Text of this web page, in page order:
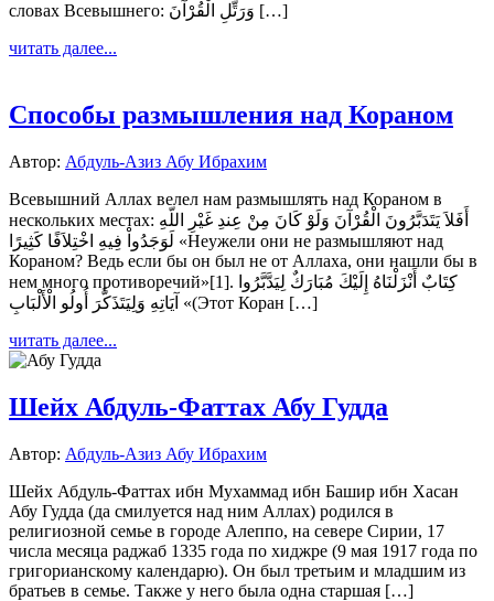
словах Всевышнего: وَرَتِّلِ الْقُرْآنَ […]
читать далее...
Способы размышления над Кораном
Автор: Абдуль-Азиз Абу Ибрахим
Всевышний Аллах велел нам размышлять над Кораном в
нескольких местах: أَفَلاَ يَتَدَبَّرُونَ الْقُرْآنَ وَلَوْ كَانَ مِنْ عِندِ غَيْرِ اللّهِ
لَوَجَدُواْ فِيهِ اخْتِلاَفًا كَثِيرًا «Неужели они не размышляют над
Кораном? Ведь если бы он был не от Аллаха, они нашли бы в
нем много противоречий»[1]. كِتَابٌ أَنْزَلْنَاهُ إِلَيْكَ مُبَارَكٌ لِيَدَّبَّرُوا
آيَاتِهِ وَلِيَتَذَكَّرَ أُولُو الْأَلْبَابِ «(Этот Коран […]
читать далее...
Шейх Абдуль-Фаттах Абу Гудда
Автор: Абдуль-Азиз Абу Ибрахим
Шейх Абдуль-Фаттах ибн Мухаммад ибн Башир ибн Хасан
Абу Гудда (да смилуется над ним Аллах) родился в
религиозной семье в городе Алеппо, на севере Сирии, 17
числа месяца раджаб 1335 года по хиджре (9 мая 1917 года по
григорианскому календарю). Он был третьим и младшим из
братьев в семье. Также у него была одна старшая […]